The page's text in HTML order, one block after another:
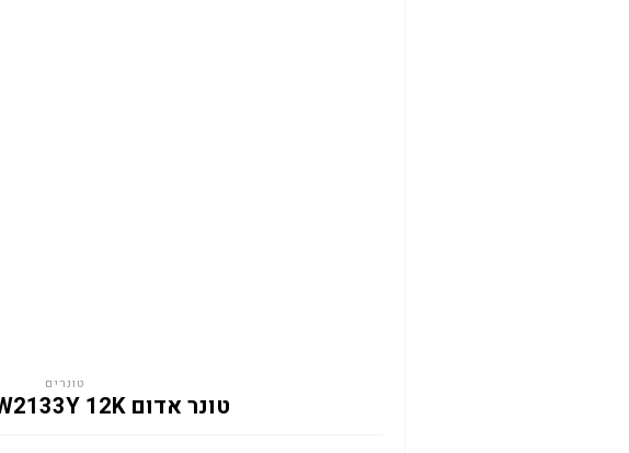
טונרים
טונר אדום HP 213Y W2133Y 12K